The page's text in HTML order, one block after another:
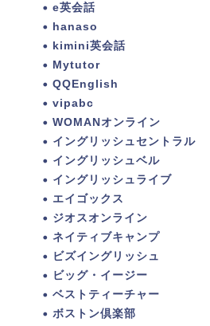
e英会話
hanaso
kimini英会話
Mytutor
QQEnglish
vipabc
WOMANオンライン
イングリッシュセントラル
イングリッシュベル
イングリッシュライブ
エイゴックス
ジオスオンライン
ネイティブキャンプ
ビズイングリッシュ
ビッグ・イージー
ベストティーチャー
ボストン倶楽部